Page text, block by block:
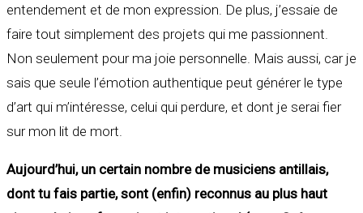
entendement et de mon expression. De plus, j’essaie de
faire tout simplement des projets qui me passionnent.
Non seulement pour ma joie personnelle. Mais aussi, car je
sais que seule l’émotion authentique peut générer le type
d’art qui m’intéresse, celui qui perdure, et dont je serai fier
sur mon lit de mort.
Aujourd’hui, un certain nombre de musiciens antillais,
dont tu fais partie, sont (enfin) reconnus au plus haut